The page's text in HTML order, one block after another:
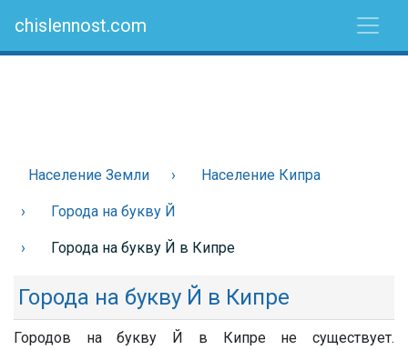
chislennost.com
Население Земли Население Кипра
Города на букву Й
Города на букву Й в Кипре
Города на букву Й в Кипре
Городов на букву Й в Кипре не существует.